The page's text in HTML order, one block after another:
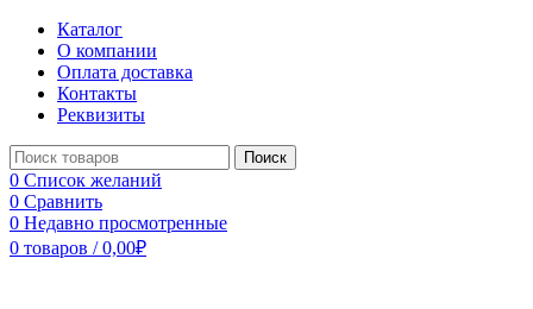
Каталог
О компании
Оплата доставка
Контакты
Реквизиты
Поиск
0 Список желаний
0 Сравнить
0 Недавно просмотренные
0 товаров / 0,00₽